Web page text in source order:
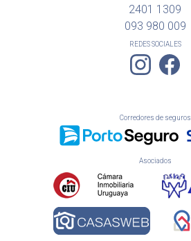
2401 1309
093 980 009
REDES SOCIALES
Corredores de seguros
Asociados